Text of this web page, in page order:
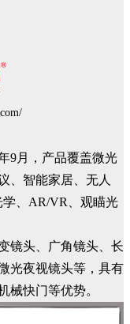
9月，产品覆盖微光
、智能家居、无人
、AR/VR、观瞄光
镜头、广角镜头、长
光夜视镜头等，具有
械快门等优势。